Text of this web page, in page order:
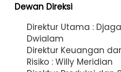
Dewan Direksi
Direktur Utama :
Dwialam
Direktur Keuangan
Risiko : Willy Meridian